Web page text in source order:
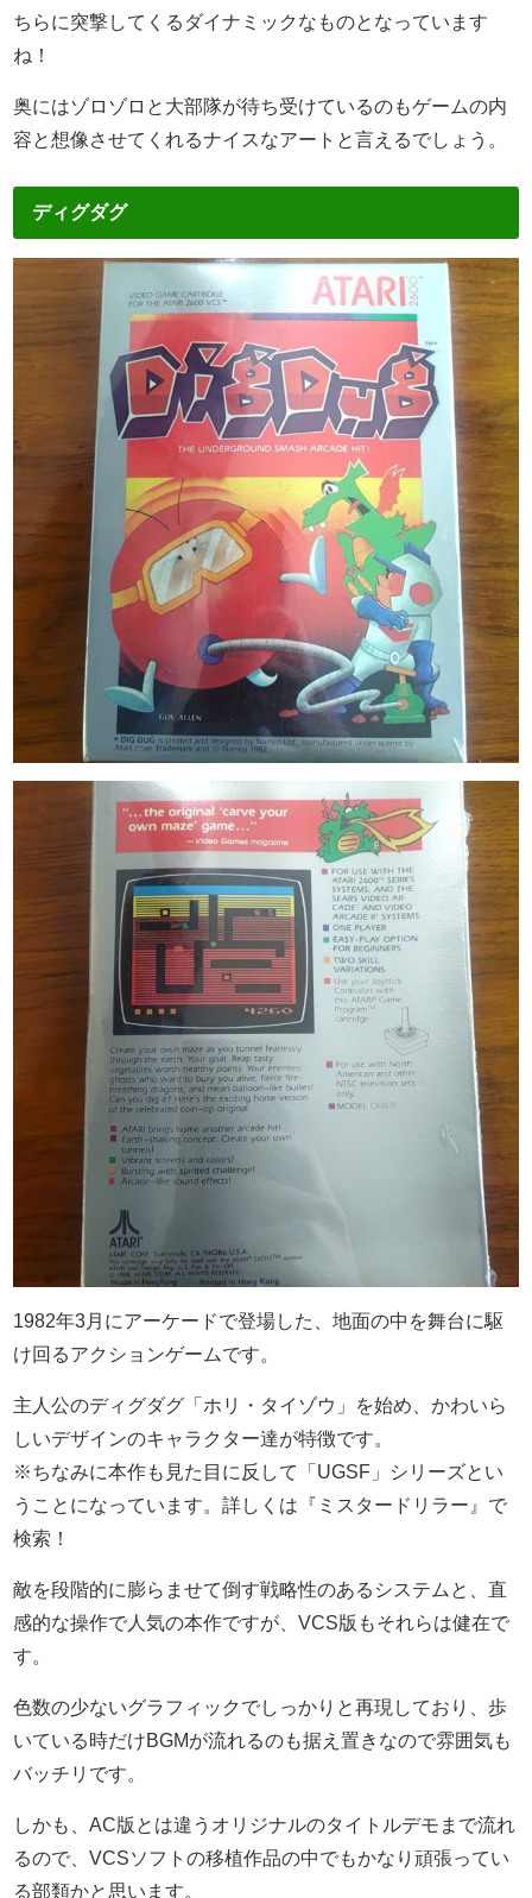
ちらに突撃してくるダイナミックなものとなっています
ね！
奥にはゾロゾロと大部隊が待ち受けているのもゲームの内
容と想像させてくれるナイスなアートと言えるでしょう。
ディグダグ
1982年3月にアーケードで登場した、地面の中を舞台に駆
け回るアクションゲームです。
主人公のディグダグ「ホリ・タイゾウ」を始め、かわいら
しいデザインのキャラクター達が特徴です。
※ちなみに本作も見た目に反して「UGSF」シリーズとい
うことになっています。詳しくは『ミスタードリラー』で
検索！
敵を段階的に膨らませて倒す戦略性のあるシステムと、直
感的な操作で人気の本作ですが、VCS版もそれらは健在で
す。
色数の少ないグラフィックでしっかりと再現しており、歩
いている時だけBGMが流れるのも据え置きなので雰囲気も
バッチリです。
しかも、AC版とは違うオリジナルのタイトルデモまで流れ
るので、VCSソフトの移植作品の中でもかなり頑張ってい
る部類かと思います。